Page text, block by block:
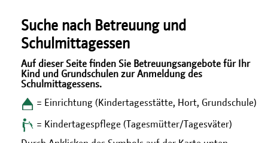
Suche nach Betreuung und
Schulmittagessen
Auf dieser Seite finden Sie Betreuungsangebote für Ihr
Kind und Grundschulen zur Anmeldung des
Schulmittagessens.
= Einrichtung (Kindertagesstätte, Hort, Grundschule)
= Kindertagespflege (Tagesmütter/Tagesväter)